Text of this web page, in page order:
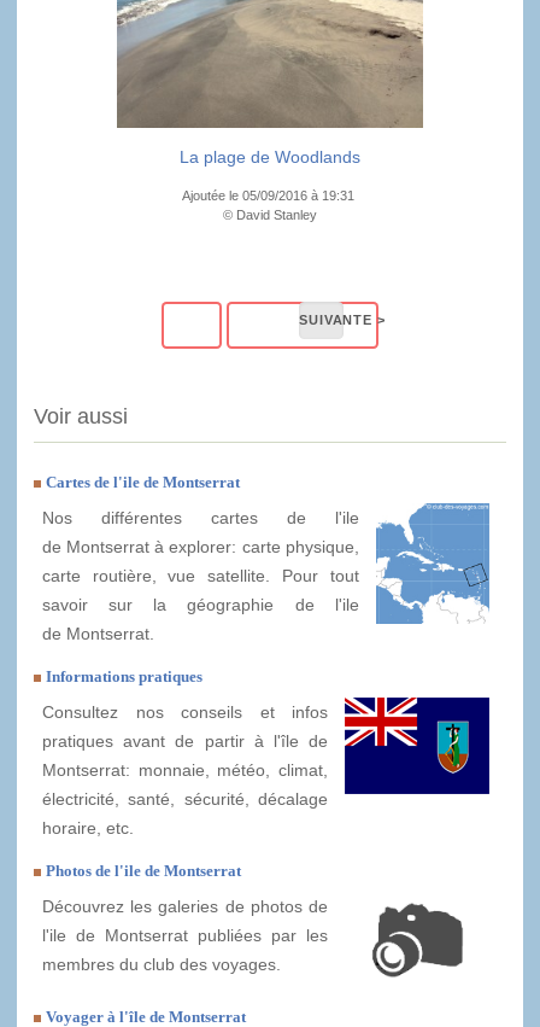
La plage de Woodlands
Ajoutée le 05/09/2016 à 19:31
© David Stanley
Voir aussi
Cartes de l'ile de Montserrat
Nos différentes cartes de l'ile
de Montserrat à explorer: carte physique,
carte routière, vue satellite. Pour tout
savoir sur la géographie de l'ile
de Montserrat.
Informations pratiques
Consultez nos conseils et infos
pratiques avant de partir à l'île de
Montserrat: monnaie, météo, climat,
électricité, santé, sécurité, décalage
horaire, etc.
Photos de l'ile de Montserrat
Découvrez les galeries de photos de
l'ile de Montserrat publiées par les
membres du club des voyages.
Voyager à l'île de Montserrat